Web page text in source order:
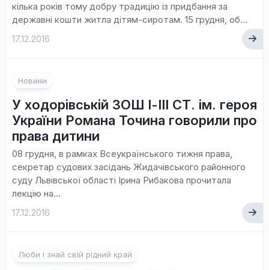
кілька років тому добру традицію із придбання за
державні кошти житла дітям-сиротам. 15 грудня, об...
17.12.2016
Новини
У ходорівській ЗОШ І-ІІІ СТ. ім. героя
України Романа Точина говорили про
права дитини
08 грудня, в рамках Всеукраїнського тижня права,
секретар судових засідань Жидачівського районного
суду Львівської області Ірина Рибакова прочитала
лекцію на...
17.12.2016
Люби і знай свій рідний край